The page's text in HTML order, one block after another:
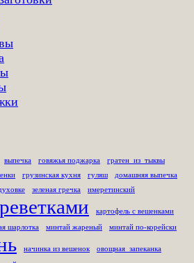
выпечка говяжья поджарка
гратен_из_тыквы
грузинская кухня гуляш
домашняя выпечка
зеленая гречка имеретинский
картофель с вешенками
шарлотка минтай жареный минтай по-корейски
начинка из вешенок овощная_запеканка